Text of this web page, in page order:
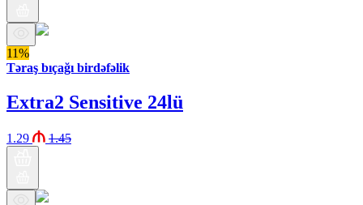
11%
Təraş bıçağı birdəfəlik
Extra2 Sensitive 24lü
1.29 1.45